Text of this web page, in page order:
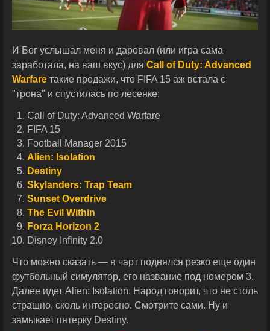
И Бог услышал меня и даровал (или игра сама
заработала, на ваш вкус) для Call of Duty: Advanced
Warfare такие продажи, что FIFA 15 аж встала с
"трона" и спустилась по лесенке:
Call of Duty: Advanced Warfare
FIFA 15
Football Manager 2015
Alien: Isolation
Destiny
Skylanders: Trap Team
Sunset Overdrive
The Evil Within
Forza Horizon 2
Disney Infinity 2.0
Что можно сказать — в чарт поднялся резко еще один
футбольный симулятор, его название под номером 3.
Далее идет Alien: Isolation. Народ говорит, что не столь
страшно, сколь интересно. Смотрите сами. Ну и
замыкает пятерку Destiny.